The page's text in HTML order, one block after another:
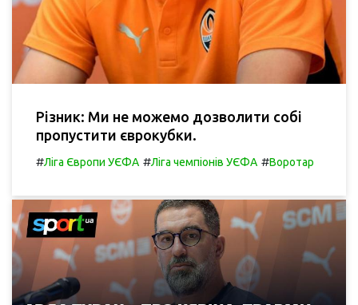
Різник: Ми не можемо дозволити собі
пропустити єврокубки.
#Ліга Європи УЄФА #Ліга чемпіонів УЄФА #Воротар